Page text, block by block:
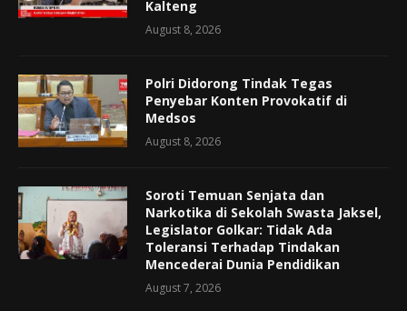
Kalteng
August 8, 2026
Polri Didorong Tindak Tegas
Penyebar Konten Provokatif di
Medsos
August 8, 2026
Soroti Temuan Senjata dan
Narkotika di Sekolah Swasta Jaksel,
Legislator Golkar: Tidak Ada
Toleransi Terhadap Tindakan
Mencederai Dunia Pendidikan
August 7, 2026